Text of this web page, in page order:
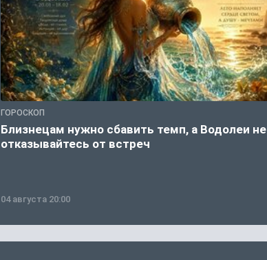
ГОРОСКОП
Близнецам нужно сбавить темп, а Водолеи не
отказывайтесь от встреч
04 августа 20:00